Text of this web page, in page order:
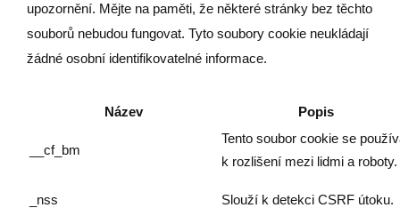
upozornění. Mějte na paměti, že některé stránky bez těchto
souborů nebudou fungovat. Tyto soubory cookie neukládají
žádné osobní identifikovatelné informace.
Název Popis
__cf_bm
Tento soubor cookie se
k rozlišení mezi lidmi a roboty.
_nss Slouží k detekci CSRF útoku.